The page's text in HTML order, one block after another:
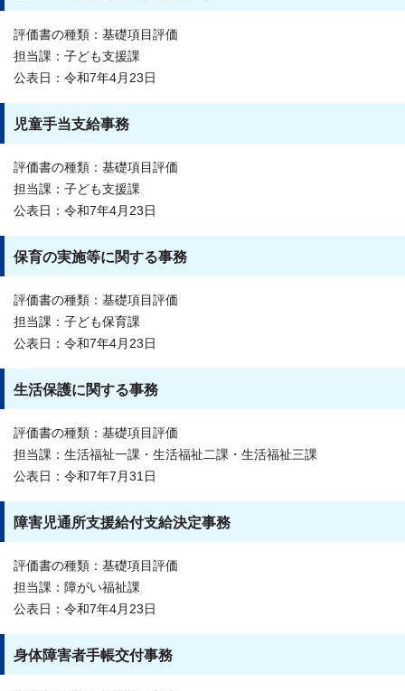
評価書の種類：基礎項目評価
担当課：子ども支援課
公表日：令和7年4月23日
児童手当支給事務
評価書の種類：基礎項目評価
担当課：子ども支援課
公表日：令和7年4月23日
保育の実施等に関する事務
評価書の種類：基礎項目評価
担当課：子ども保育課
公表日：令和7年4月23日
生活保護に関する事務
評価書の種類：基礎項目評価
担当課：生活福祉一課・生活福祉二課・生活福祉三課
公表日：令和7年7月31日
障害児通所支援給付支給決定事務
評価書の種類：基礎項目評価
担当課：障がい福祉課
公表日：令和7年4月23日
身体障害者手帳交付事務